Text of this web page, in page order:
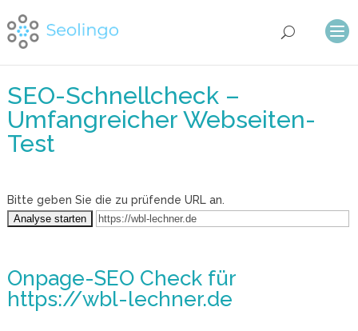
SEO-Schnellcheck –
Umfangreicher Webseiten-
Test
Bitte geben Sie die zu prüfende URL an.
Onpage-SEO Checkfür
https://wbl-lechner.de